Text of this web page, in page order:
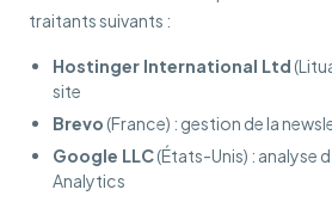
traitants suivants :
Hostinger International Ltd
site
Brevo (France) : gestion de la
Google LLC(États-Unis) : analyse
Analytics